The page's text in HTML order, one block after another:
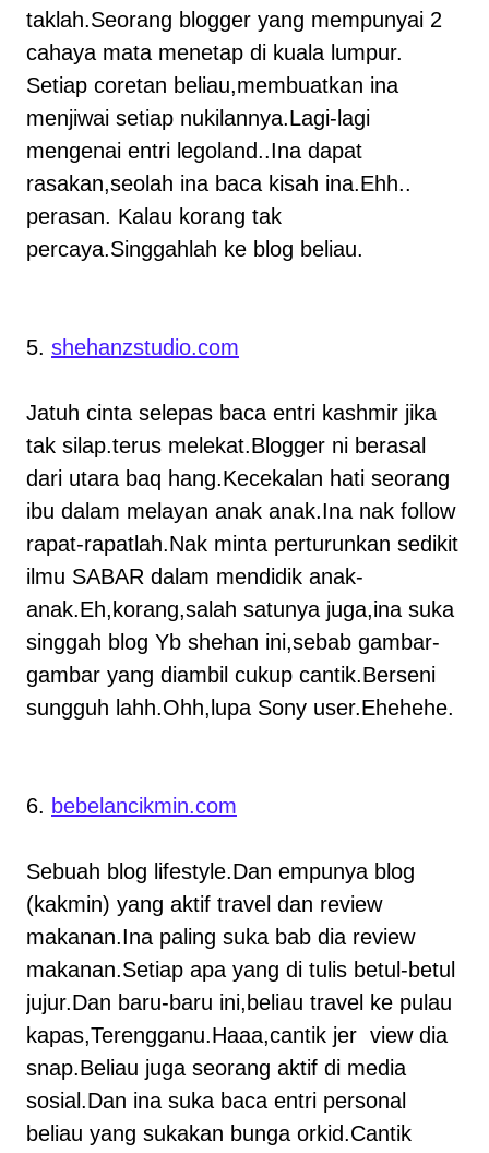
taklah.Seorang blogger yang mempunyai 2
cahaya mata menetap di kuala lumpur.
Setiap coretan beliau,membuatkan ina
menjiwai setiap nukilannya.Lagi-lagi
mengenai entri legoland..Ina dapat
rasakan,seolah ina baca kisah ina.Ehh..
perasan. Kalau korang tak
percaya.Singgahlah ke blog beliau.
5. shehanzstudio.com
Jatuh cinta selepas baca entri kashmir jika
tak silap.terus melekat.Blogger ni berasal
dari utara baq hang.Kecekalan hati seorang
ibu dalam melayan anak anak.Ina nak follow
rapat-rapatlah.Nak minta perturunkan sedikit
ilmu SABAR dalam mendidik anak-
anak.Eh,korang,salah satunya juga,ina suka
singgah blog Yb shehan ini,sebab gambar-
gambar yang diambil cukup cantik.Berseni
sungguh lahh.Ohh,lupa Sony user.Ehehehe.
6. bebelancikmin.com
Sebuah blog lifestyle.Dan empunya blog
(kakmin) yang aktif travel dan review
makanan.Ina paling suka bab dia review
makanan.Setiap apa yang di tulis betul-betul
jujur.Dan baru-baru ini,beliau travel ke pulau
kapas,Terengganu.Haaa,cantik jer view dia
snap.Beliau juga seorang aktif di media
sosial.Dan ina suka baca entri personal
beliau yang sukakan bunga orkid.Cantik